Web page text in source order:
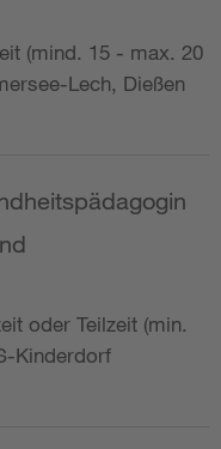
(mind. 15 - max. 20
Lech, Dießen
oder Teilzeit (min.
Kinderdorf